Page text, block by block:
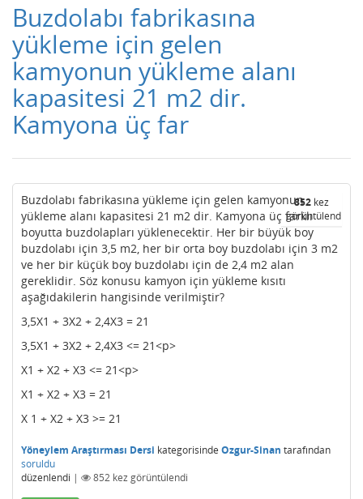
Buzdolabı fabrikasına
yükleme için gelen
kamyonun yükleme alanı
kapasitesi 21 m2 dir.
Kamyona üç far
852 kez
görüntülendi
Buzdolabı fabrikasına yükleme için gelen kamyonun
yükleme alanı kapasitesi 21 m2 dir. Kamyona üç farklı
boyutta buzdolapları yüklenecektir. Her bir büyük boy
buzdolabı için 3,5 m2, her bir orta boy buzdolabı için 3 m2
ve her bir küçük boy buzdolabı için de 2,4 m2 alan
gereklidir. Söz konusu kamyon için yükleme kısıtı
aşağıdakilerin hangisinde verilmiştir?
3,5X1 + 3X2 + 2,4X3 = 21
3,5X1 + 3X2 + 2,4X3 <= 21<p>
X1 + X2 + X3 <= 21<p>
X1 + X2 + X3 = 21
X 1 + X2 + X3 >= 21
Yöneylem Araştırması Dersi kategorisinde Ozgur-Sinan tarafından
soruldu
düzenlendi | 852 kez görüntülendi